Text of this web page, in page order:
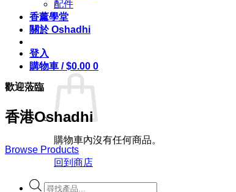
配件
香薰學堂
關於 Oshadhi
登入
購物車 /$0.00 0
購物車內沒有任何商品。
回到商店
Products
歡迎蒞臨
香港Oshadhi
Browse Products